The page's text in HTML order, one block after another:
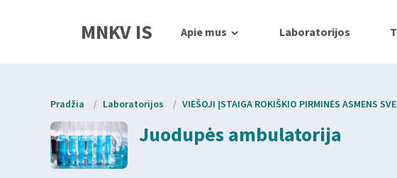
MNKV IS Apie mus Laboratorijos
Pradžia / Laboratorijos / VIEŠOJI ĮSTAIGA ROKIŠKIO PIRMINĖS ASMENS
Juodupės ambulatorija